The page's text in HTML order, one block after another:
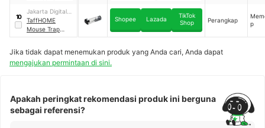
10
Jakarta Digital
Nusantara
TaffHOME
Mouse Trap
Cage｜HU1999
Shopee Lazada
TikTok
Shop
Perangkap
p
Jika tidak dapat menemukan produk yang Anda cari, Anda dapat
mengajukan permintaan di sini.
Apakah peringkat rekomendasi produk ini berguna
sebagai referensi?